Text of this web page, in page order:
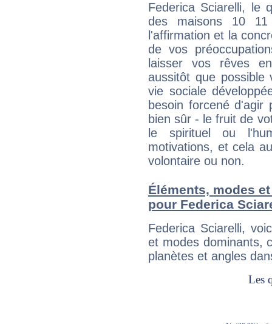
Federica Sciarelli, le
des maisons 10
l'affirmation et la
de vos
laisser vos rêves
aussitôt que
vie sociale
besoin forcené
bien sûr - le fruit de
le spirituel ou
motivations, et cela
volontaire ou non.
Éléments, modes
pour Federica
Federica Sciarelli,
et modes dominants,
planètes et angles